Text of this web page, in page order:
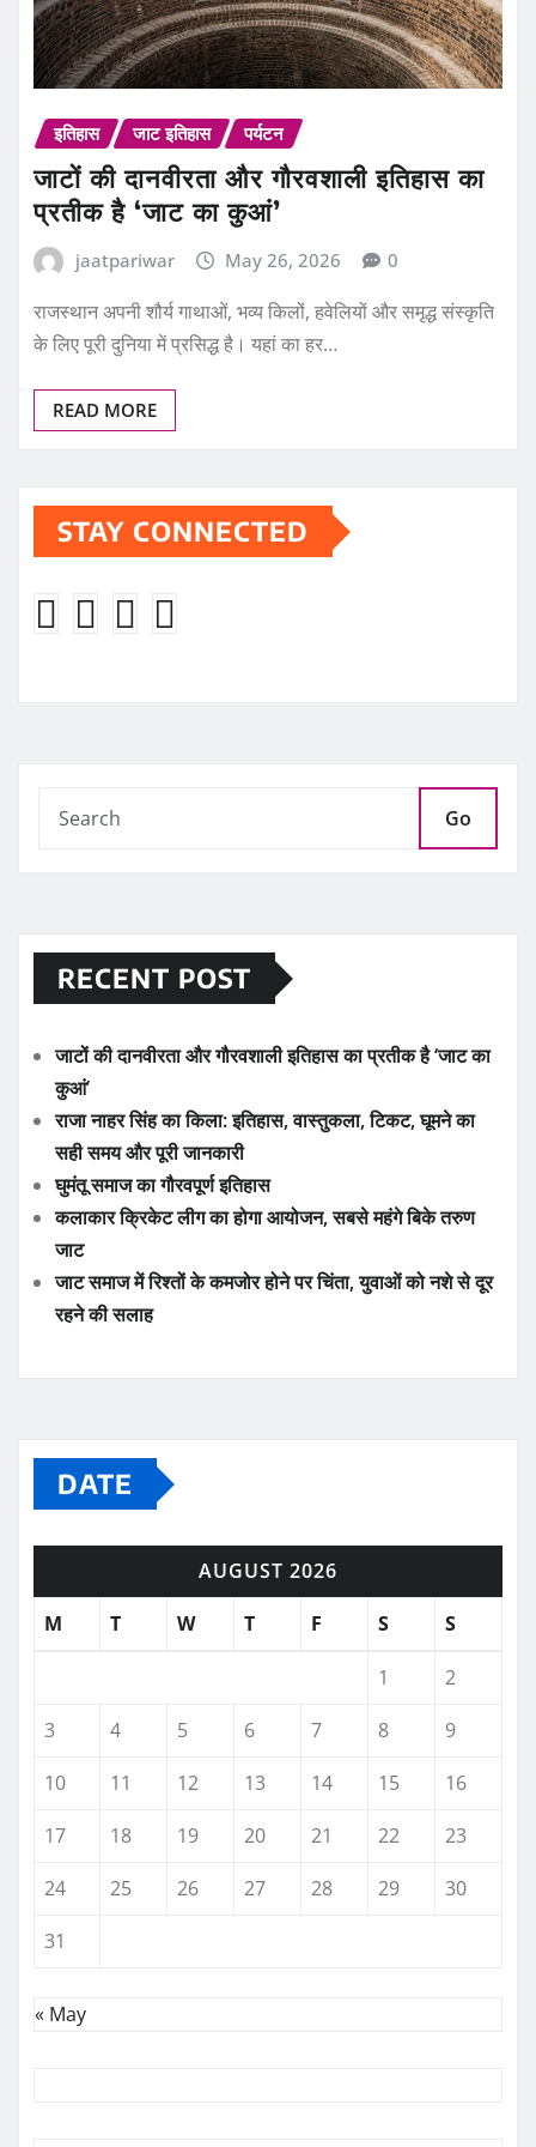
इतिहास जाट इतिहास पर्यटन
जाटों की दानवीरता और गौरवशाली इतिहास का
प्रतीक है ‘जाट का कुआं’
jaatpariwar May 26, 2026 0
राजस्थान अपनी शौर्य गाथाओं, भव्य किलों, हवेलियों और समृद्ध संस्कृति
के लिए पूरी दुनिया में प्रसिद्ध है। यहां का हर…
READ MORE
STAY CONNECTED
Go
RECENT POST
जाटों की दानवीरता और गौरवशाली इतिहास का प्रतीक है ‘जाट का
कुआं’
राजा नाहर सिंह का किला: इतिहास, वास्तुकला, टिकट, घूमने का
सही समय और पूरी जानकारी
घुमंतू समाज का गौरवपूर्ण इतिहास
कलाकार क्रिकेट लीग का होगा आयोजन, सबसे महंगे बिके तरुण
जाट
जाट समाज में रिश्तों के कमजोर होने पर चिंता, युवाओं को नशे से दूर
रहने की सलाह
DATE
AUGUST 2026
M
T W T F S S
1
2
3
4 5 6 7 8
9
10
11 12 13 14 15
16
17
18 19 20 21 22
23
24
25 26 27 28 29
30
31
« May